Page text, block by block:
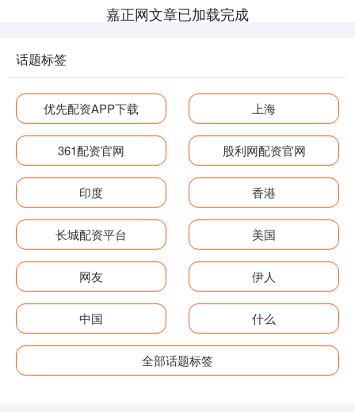
嘉正网文章已加载完成
话题标签
优先配资APP下载 上海
361配资官网 股利网配资官网
印度 香港
长城配资平台 美国
网友 伊人
中国 什么
全部话题标签